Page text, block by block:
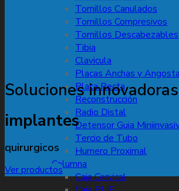
Tornillos Canulados
Tornillos Compresivos
Tornillos Descabezables
Tibia
Clavicula
Placas Anchas y
Placa Recta
Reconstrucción
Radio Distal
Detensor Guia
Tercio de Tubo
Humero Proximal
Columna
Caja Cervical
Soluciones
implantes
quirurgicos
Ver productos